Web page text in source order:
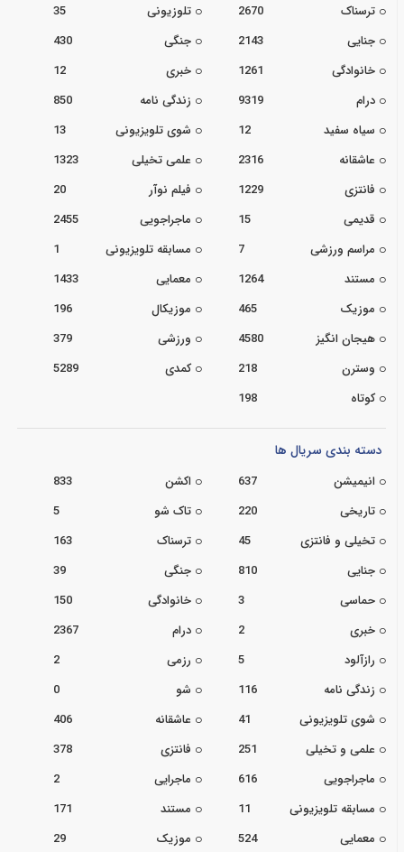
ترسناک
2670 تلوزیونی
35
جنایی
2143 جنگی
430
خانوادگی
1261 خبری
12
درام
9319 زندگی نامه
850
سیاه سفید
12 شوی تلویزیونی
13
عاشقانه
2316 علمی تخیلی
1323
فانتزی
1229 فیلم نوآر
20
قدیمی
15 ماجراجویی
2455
مراسم ورزشی
7 مسابقه تلویزیونی
1
مستند
1264 معمایی
1433
موزیک
465 موزیکال
196
هیجان انگیز
4580 ورزشی
379
وسترن
218 کمدی
5289
کوتاه
198
دسته بندی سریال ها
انیمیشن 637 اکشن
833
تاریخی
220 تاک شو
5
تخیلی و فانتزی
45 ترسناک
163
جنایی
810 جنگی
39
حماسی
3 خانوادگی
150
خبری
2 درام
2367
رازآلود
5 رزمی
2
زندگی نامه
116 شو
0
شوی تلویزیونی
41 عاشقانه
406
علمی و تخیلی
251 فانتزی
378
ماجراجویی
616 ماجرایی
2
مسابقه تلویزیونی
11 مستند
171
معمایی
524 موزیک 29